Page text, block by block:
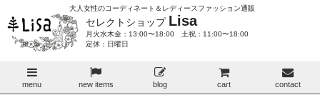
大人女性のコーディネート＆レディースファッション通販
セレクトショップ Lisa
月火水木金：13:00〜18:00 土祝：11:00〜18:00
定休：日曜日
menu new items blog cart contact